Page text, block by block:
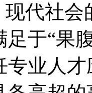
现代社
于“果
专业人